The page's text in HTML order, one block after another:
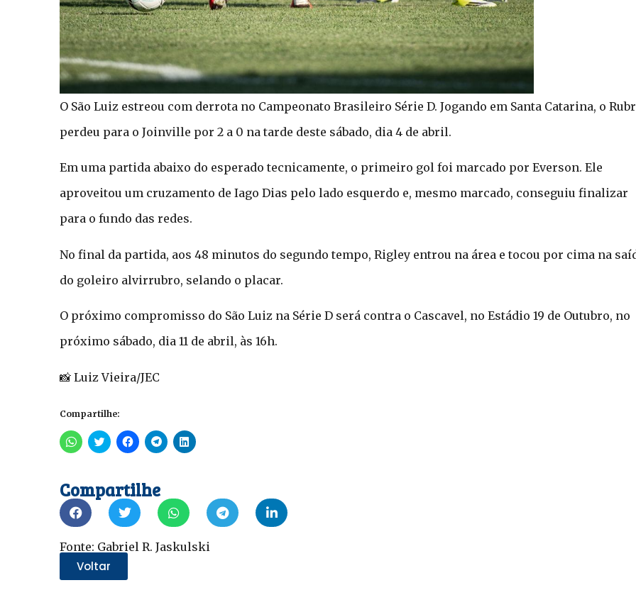
O São Luiz estreou com derrota no Campeonato Brasileiro Série D. Jogando em Santa Catarina, o
perdeu para o Joinville por 2 a 0 na tarde deste sábado, dia 4 de abril.
Em uma partida abaixo do esperado tecnicamente, o primeiro gol foi marcado por Everson. Ele
aproveitou um cruzamento de Iago Dias pelo lado esquerdo e, mesmo marcado, conseguiu finalizar
para o fundo das redes.
No final da partida, aos 48 minutos do segundo tempo, Rigley entrou na área e tocou por cima na
do goleiro alvirrubro, selando o placar.
O próximo compromisso do São Luiz na Série D será contra o Cascavel, no Estádio 19 de Outubro, no
próximo sábado, dia 11 de abril, às 16h.
📸 Luiz Vieira/JEC
Compartilhe:
Clique
para
em
nova
janela)
Clique
para
em
nova
janela)
Clique
para
em
nova
janela)
Clique
para
janela)
Clique
para
janela)
Compartilhe
Fonte: Gabriel R. Jaskulski
Voltar